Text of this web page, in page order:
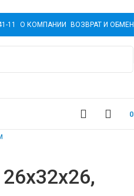
11 О КОМПАНИИ ВОЗВРАТ И ОБМЕН
0